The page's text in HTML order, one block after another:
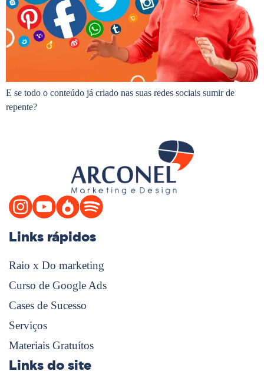
E se todo o conteúdo já criado nas suas redes sociais sumir de
repente?
Links rápidos
Raio x Do marketing
Curso de Google Ads
Cases de Sucesso
Serviços
Materiais Gratuítos
Links do site